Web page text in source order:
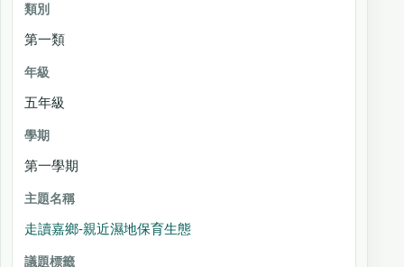
第一類
五年級
第一學期
走讀嘉鄉-親近濕地保育生態